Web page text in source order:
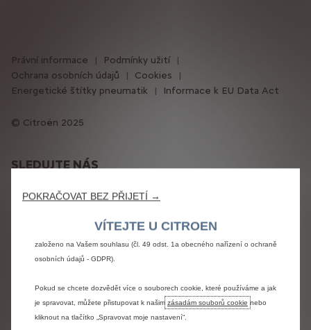
SLEDUJTE NÁS
Citroën 2025
Právní informace
Podmínky užití
Ochrana osobních údajů
Cookies
Energetické štítky pneumatik
Informace k EU Data Act
POKRAČOVAT BEZ PŘIJETÍ →
VÍTEJTE U CITROEN
zabezpečení, správa sítě a přístupnost. Zlepšují použitelnost a výkon
tím zlepšují to, co Vám nabízíme. Naše webové stránky mohou také použít
nacházejí v zemích mimo Evropský hospodářský prostor (EHP), které ještě
evropských orgánů pro ochranu údajů. V takovém případě je předávání
založeno na Vašem souhlasu (čl. 49 odst. 1a obecného nařízení o ochraně
osobních údajů - GDPR).
Pokud se chcete dozvědět více o souborech cookie, které používáme a jak
je spravovat, můžete přistupovat k našim zásadám souborů cookie nebo
kliknout na tlačítko „Spravovat moje nastavení“.